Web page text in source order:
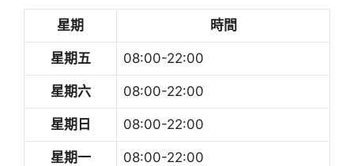
星期 時間
星期五 08:00-22:00
星期六 08:00-22:00
星期日 08:00-22:00
星期一 08:00-22:00